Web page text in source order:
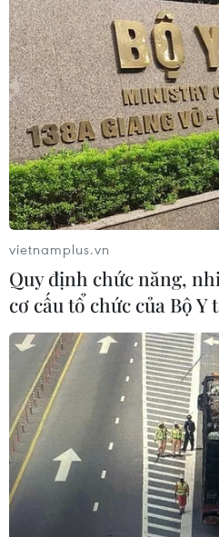
vietnamplus.vn
Quy định chức năng,
cơ cấu tổ chức của Bộ Y